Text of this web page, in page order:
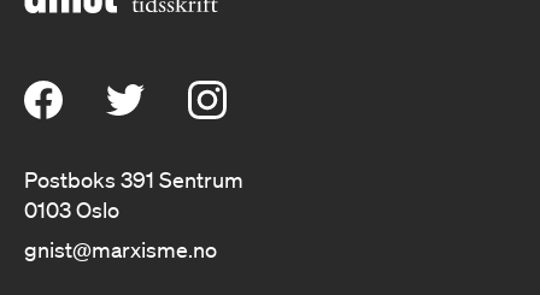
Postboks 391 Sentrum
0103 Oslo
gnist@marxisme.no